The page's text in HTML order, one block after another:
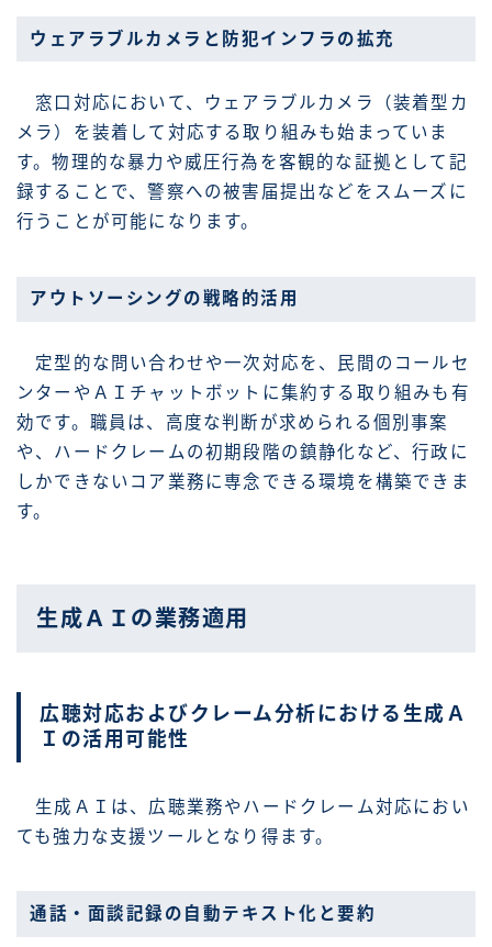
ウェアラブルカメラと防犯インフラの拡充
窓口対応において、ウェアラブルカメラ（装着型カ
メラ）を装着して対応する取り組みも始まっていま
す。物理的な暴力や威圧行為を客観的な証拠として記
録することで、警察への被害届提出などをスムーズに
行うことが可能になります。
アウトソーシングの戦略的活用
定型的な問い合わせや一次対応を、民間のコールセ
ンターやＡＩチャットボットに集約する取り組みも有
効です。職員は、高度な判断が求められる個別事案
や、ハードクレームの初期段階の鎮静化など、行政に
しかできないコア業務に専念できる環境を構築できま
す。
生成ＡＩの業務適用
広聴対応およびクレーム分析における生成Ａ
Ｉの活用可能性
生成ＡＩは、広聴業務やハードクレーム対応におい
ても強力な支援ツールとなり得ます。
通話・面談記録の自動テキスト化と要約